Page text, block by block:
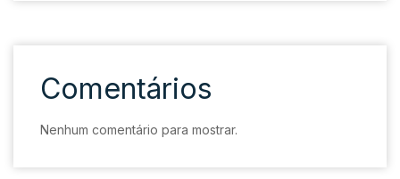
Comentários
Nenhum comentário para mostrar.